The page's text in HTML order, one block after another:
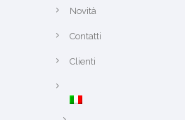
Novità
Contatti
Clienti